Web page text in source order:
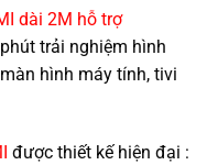
dài 2M hỗ trợ
trải nghiệm hình
hình máy tính, tivi
được thiết kế hiện đại :